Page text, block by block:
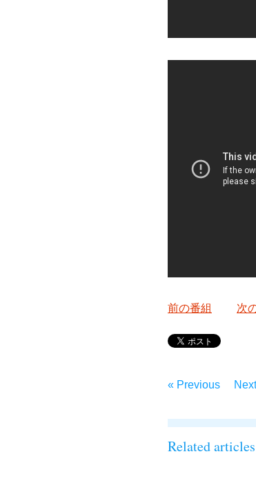
前の番組 次
« Previous
Related articles